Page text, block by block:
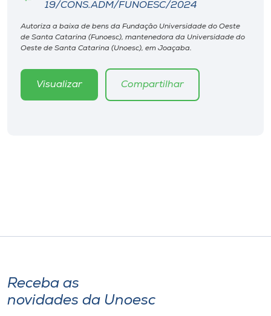
Editora
Museu
A-
19/CONS.ADM/FUNOESC/2024
Autoriza a baixa de bens da Fundação Universidade do Oeste
de Santa Catarina (Funoesc), mantenedora da Universidade do
Oeste de Santa Catarina (Unoesc), em Joaçaba.
Visualizar Compartilhar
Receba as
novidades da Unoesc